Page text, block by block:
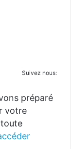
Suivez nous:
préparé
votre